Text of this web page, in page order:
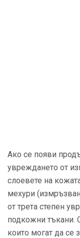
Ако се появи
увреждането от
слоевете на
мехури
от трета степен
подкожни тъкани.
които могат да се